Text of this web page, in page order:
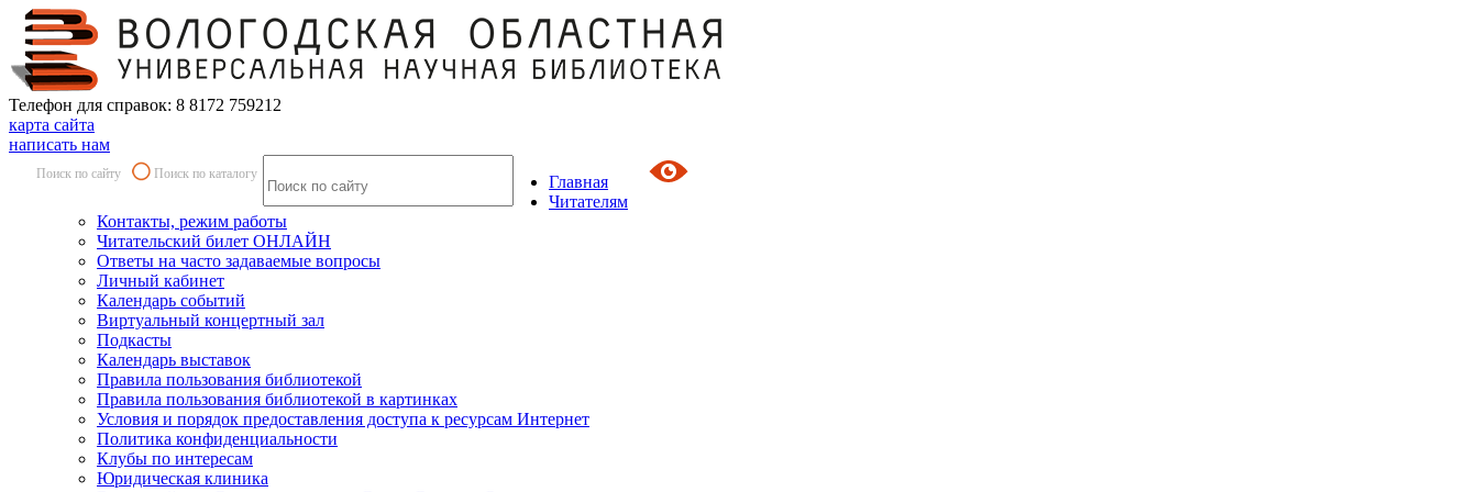
Телефон для справок: 8 8172 759212
карта сайта
написать нам
Поиск по сайту Поиск по каталогу
Главная
Читателям
Контакты, режим работы
Читательский билет ОНЛАЙН
Ответы на часто задаваемые вопросы
Личный кабинет
Календарь событий
Виртуальный концертный зал
Подкасты
Календарь выставок
Правила пользования библиотекой
Правила пользования библиотекой в картинках
Условия и порядок предоставления доступа к ресурсам Интернет
Политика конфиденциальности
Клубы по интересам
Юридическая клиника